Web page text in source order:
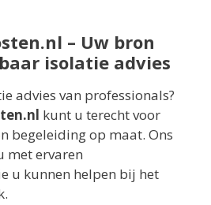
– Uw bron
isolatie advies
advies van professionals?
kunt u terecht voor
begeleiding op maat. Ons
met ervaren
u kunnen helpen bij het